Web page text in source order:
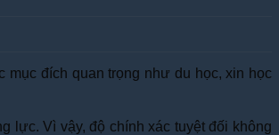
đích quan trọng như du học, xin học
lực. Vì vậy, độ chính xác tuyệt đối không